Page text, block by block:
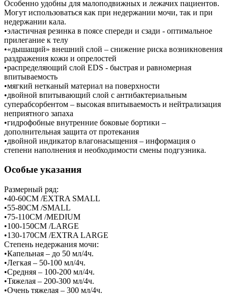
Особенно удобны для малоподвижных и лежачих пациентов.
Могут использоваться как при недержании мочи, так и при
недержании кала.
•эластичная резинка в поясе спереди и сзади - оптимальное
прилегание к телу
•«дышащий» внешний слой – снижение риска возникновения
раздражения кожи и опрелостей
•распределяющий слой EDS - быстрая и равномерная
впитываемость
•мягкий нетканый материал на поверхности
•двойной впитывающий слой с антибактериальным
суперабсорбентом – высокая впитываемость и нейтрализация
неприятного запаха
•гидрофобные внутренние боковые бортики –
дополнительная защита от протекания
•двойной индикатор влагонасыщения – информация о
степени наполнения и необходимости смены подгузника.
Особые указания
Размерный ряд:
•40-60СМ /EXTRA SMALL
•55-80СМ /SMALL
•75-110СМ /MEDIUM
•100-150СМ /LARGE
•130-170СМ /EXTRA LARGE
Степень недержания мочи:
•Капельная – до 50 мл/4ч.
•Легкая – 50-100 мл/4ч.
•Средняя – 100-200 мл/4ч.
•Тяжелая – 200-300 мл/4ч.
•Очень тяжелая – 300 мл/4ч.